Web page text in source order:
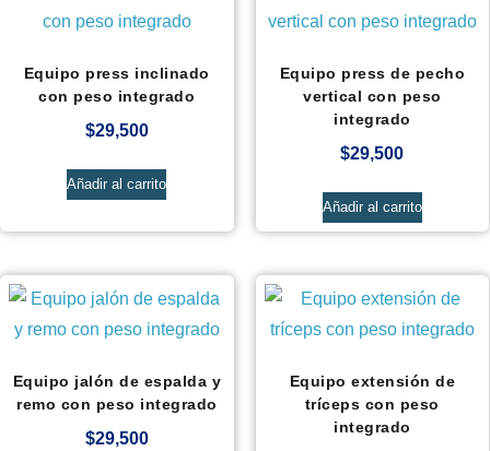
Equipo press inclinado
con peso integrado
$29,500
Añadir al carrito
Equipo press de pecho
vertical con peso
integrado
$29,500
Añadir al carrito
Equipo jalón de espalda y
remo con peso integrado
$29,500
Equipo extensión de
tríceps con peso
integrado